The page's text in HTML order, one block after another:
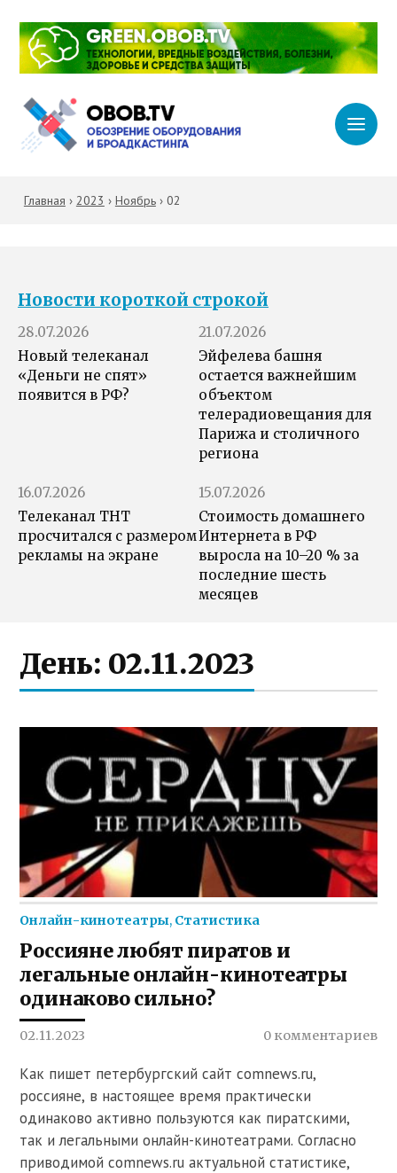
Главная › 2023 › Ноябрь› 02
Новости короткой строкой
28.07.2026
Новый телеканал
«Деньги не спят»
появится в РФ?
21.07.2026
Эйфелева башня
остается важнейшим
объектом
телерадиовещания для
Парижа и столичного
региона
16.07.2026
Телеканал ТНТ
просчитался с размером
рекламы на экране
15.07.2026
Стоимость домашнего
Интернета в РФ
выросла на 10–20 % за
последние шесть
месяцев
День: 02.11.2023
Онлайн-кинотеатры, Статистика
Россияне любят пиратов и
легальные онлайн-кинотеатры
одинаково сильно?
02.11.2023 0 комментариев
Как пишет петербургский сайт comnews.ru,
россияне, в настоящее время практически
одинаково активно пользуются как пиратскими,
так и легальными онлайн-кинотеатрами. Согласно
приводимой comnews.ru актуальной статистике,